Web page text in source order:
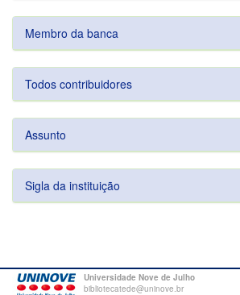
Membro da banca
Todos contribuidores
Assunto
Sigla da instituição
Universidade Nove de Julho
bibliotecatede@uninove.br